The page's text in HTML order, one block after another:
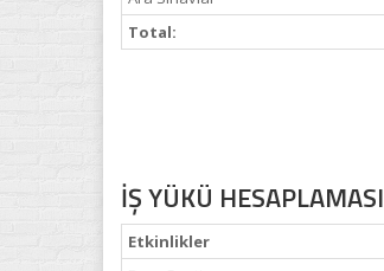
Total:
İŞ YÜKÜ HESAPLAMASI
Etkinlikler